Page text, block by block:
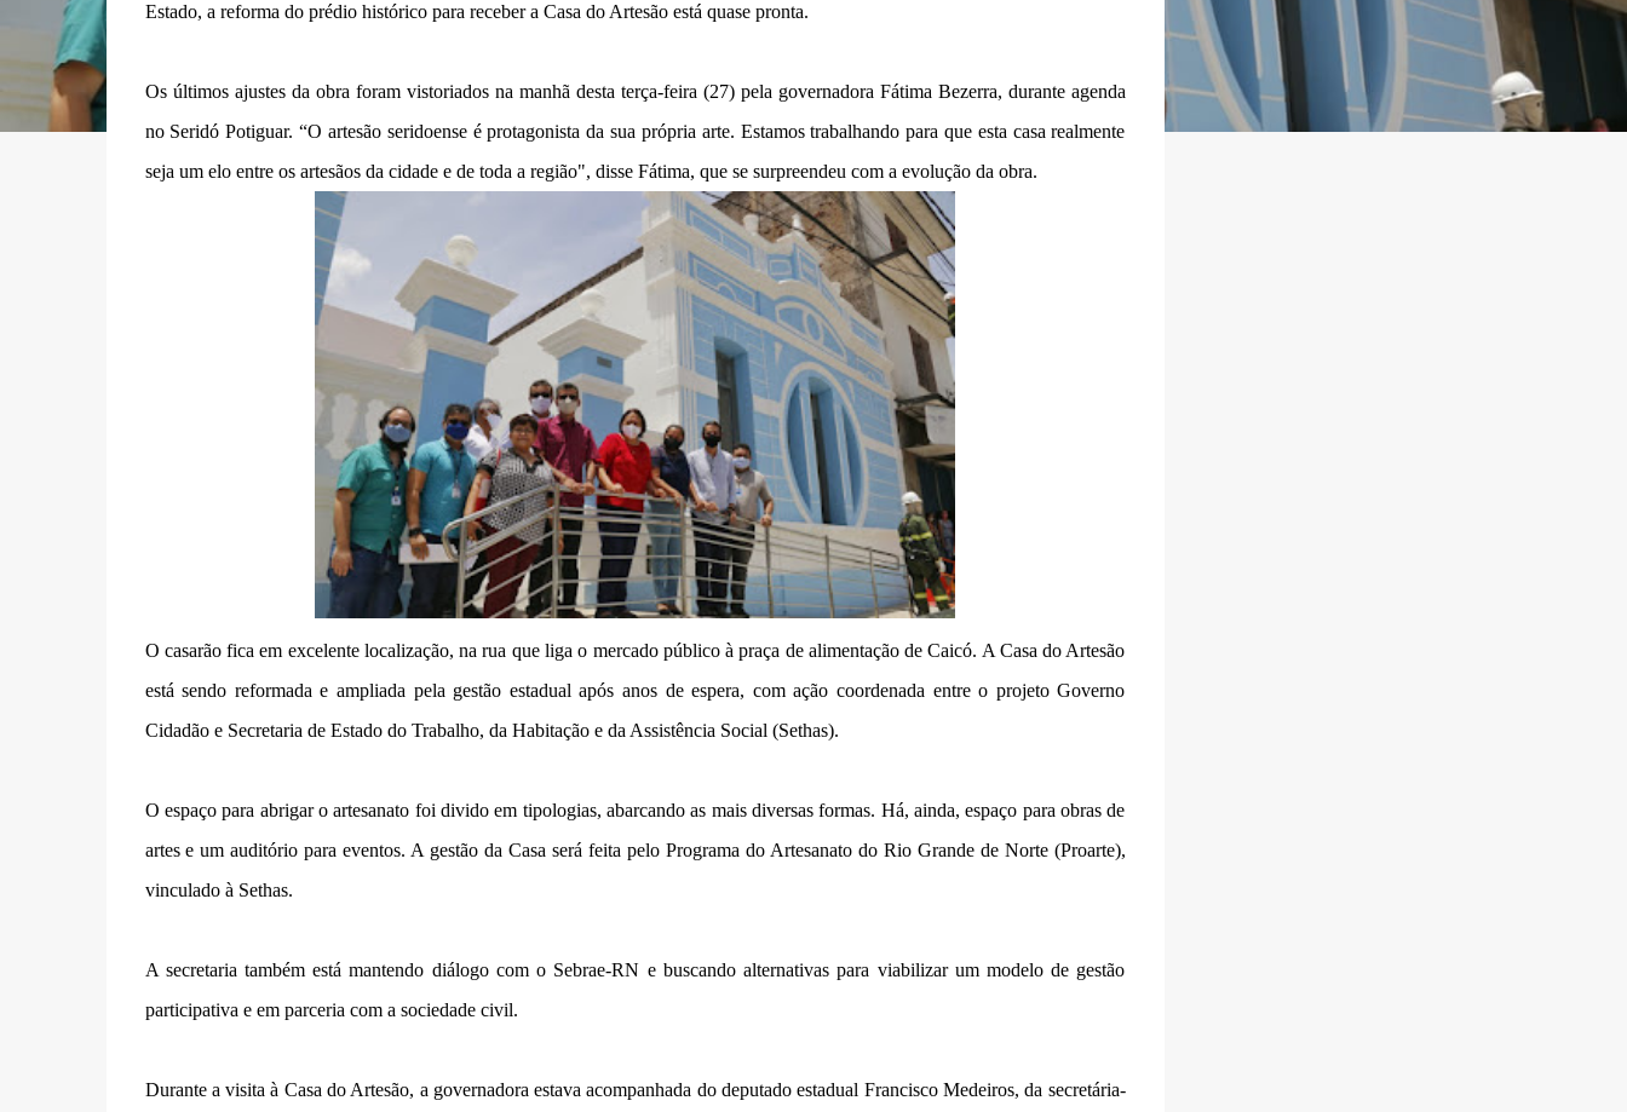
Estado, a reforma do prédio histórico para receber a Casa do Artesão está quase pronta.
Os últimos ajustes da obra foram vistoriados na manhã desta terça-feira (27) pela governadora Fátima Bezerra, durante agenda
no Seridó Potiguar. “O artesão seridoense é protagonista da sua própria arte. Estamos trabalhando para que esta casa realmente
seja um elo entre os artesãos da cidade e de toda a região", disse Fátima, que se surpreendeu com a evolução da obra.
O casarão fica em excelente localização, na rua que liga o mercado público à praça de alimentação de Caicó. A Casa do Artesão
está sendo reformada e ampliada pela gestão estadual após anos de espera, com ação coordenada entre o projeto Governo
Cidadão e Secretaria de Estado do Trabalho, da Habitação e da Assistência Social (Sethas).
O espaço para abrigar o artesanato foi divido em tipologias, abarcando as mais diversas formas. Há, ainda, espaço para obras de
artes e um auditório para eventos. A gestão da Casa será feita pelo Programa do Artesanato do Rio Grande de Norte (Proarte),
vinculado à Sethas.
A secretaria também está mantendo diálogo com o Sebrae-RN e buscando alternativas para viabilizar um modelo de gestão
participativa e em parceria com a sociedade civil.
Durante a visita à Casa do Artesão, a governadora estava acompanhada do deputado estadual Francisco Medeiros, da secretária-